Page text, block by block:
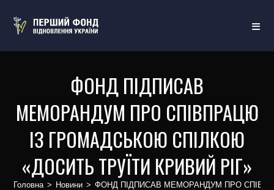
ФОНД ПІДПИСАВ
МЕМОРАНДУМ ПРО СПІВПРАЦЮ
ІЗ ГРОМАДСЬКОЮ СПІЛКОЮ
«ДОСИТЬ ТРУЇТИ КРИВИЙ РІГ»
Головна > Новини > ФОНД ПІДПИСАВ МЕМОРАНДУМ ПРО